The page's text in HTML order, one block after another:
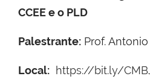
CCEE e o PLD
Palestrante: Prof.
Local: https://bit.ly/